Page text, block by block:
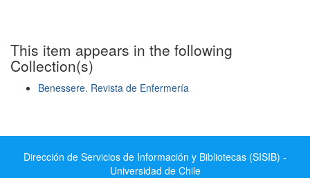
This item appears in the following
Collection(s)
Benessere. Revista de Enfermería
Dirección de Servicios de Información y Bibliotecas (SISIB) -
Universidad de Chile